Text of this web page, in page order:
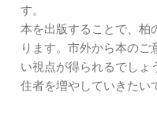
す。
本を出版することで、柏
ります。市外から本のご
い視点が得られるでしょ
住者を増やしていきたい